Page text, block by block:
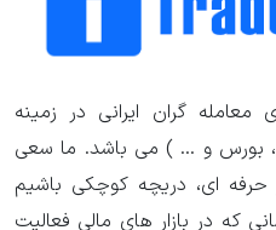
معامله گران ایرانی در زمینه
، بورس و ... ) می باشد. ما سعی
حرفه ای، دریچه کوچکی باشیم
که در بازار های مالی فعالیت